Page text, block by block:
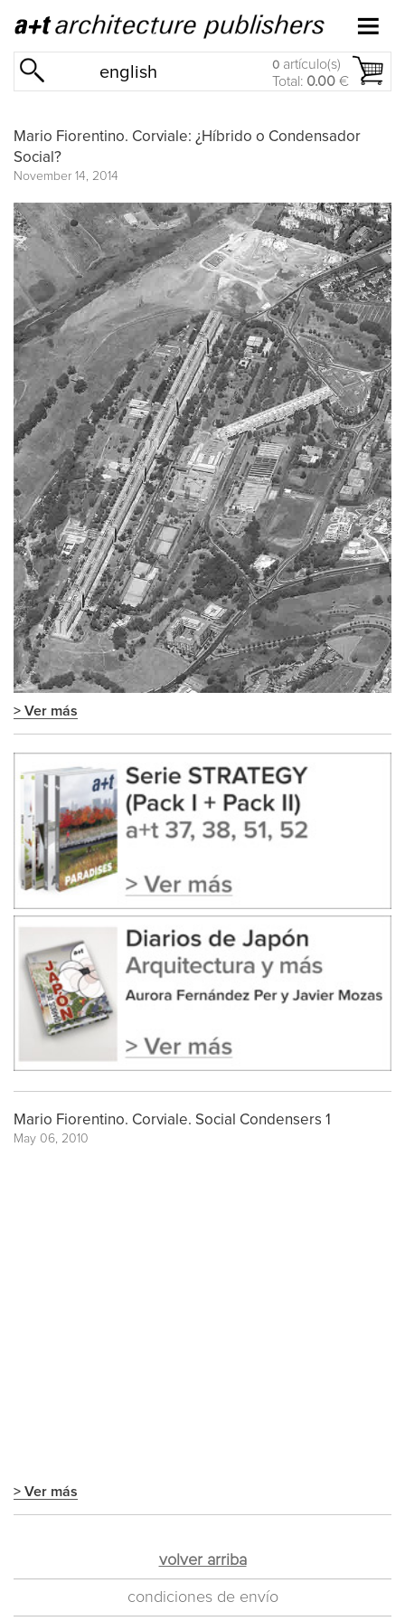
english 0 artículo(s)
Total: 0.00 €
Mario Fiorentino. Corviale: ¿Híbrido o Condensador
Social?
November 14, 2014
> Ver más
Mario Fiorentino. Corviale. Social Condensers 1
May 06, 2010
> Ver más
volver arriba
condiciones de envío